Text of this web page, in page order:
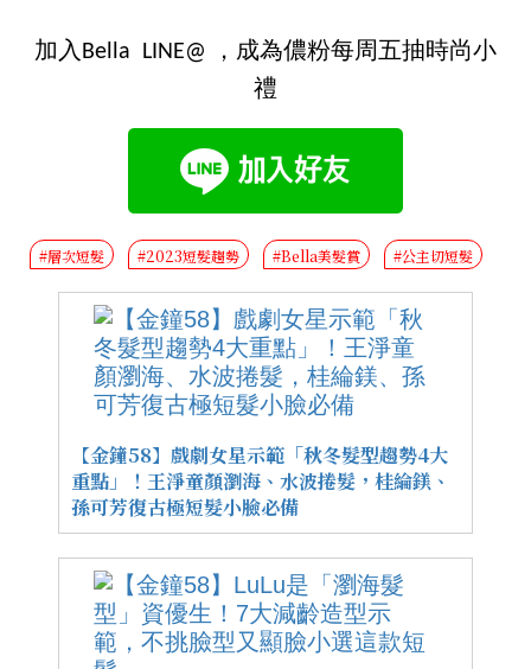
加入Bella LINE@ ，成為儂粉每周五抽時尚小
禮
#層次短髮 #2023短髮趨勢 #Bella美髮賞 #公主切短髮
【金鐘58】戲劇女星示範「秋冬髮型趨勢4大
重點」！王淨童顏瀏海、水波捲髮，桂綸鎂、
孫可芳復古極短髮小臉必備